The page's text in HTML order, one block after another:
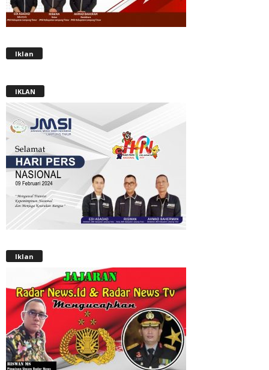
Iklan
IKLAN
Iklan